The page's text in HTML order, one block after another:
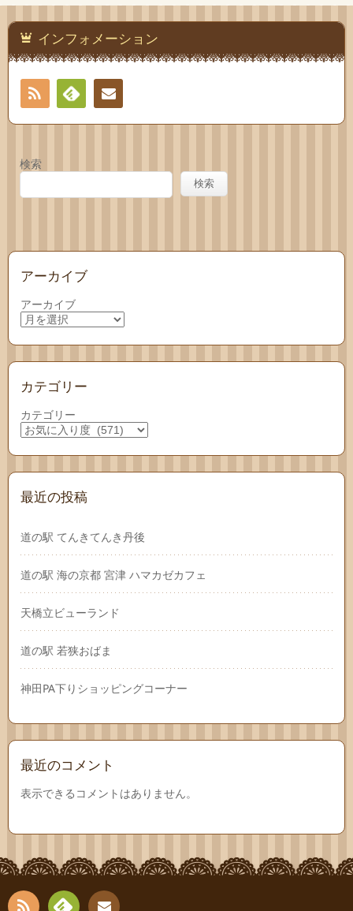
インフォメーション
RSS
Feedlyお問
検索
検索
アーカイブ
アーカイブ
カテゴリー
カテゴリー
最近の投稿
道の駅 てんきてんき丹後
道の駅 海の京都 宮津 ハマカゼカフェ
天橋立ビューランド
道の駅 若狭おばま
神田PA下りショッピングコーナー
最近のコメント
表示できるコメントはありません。